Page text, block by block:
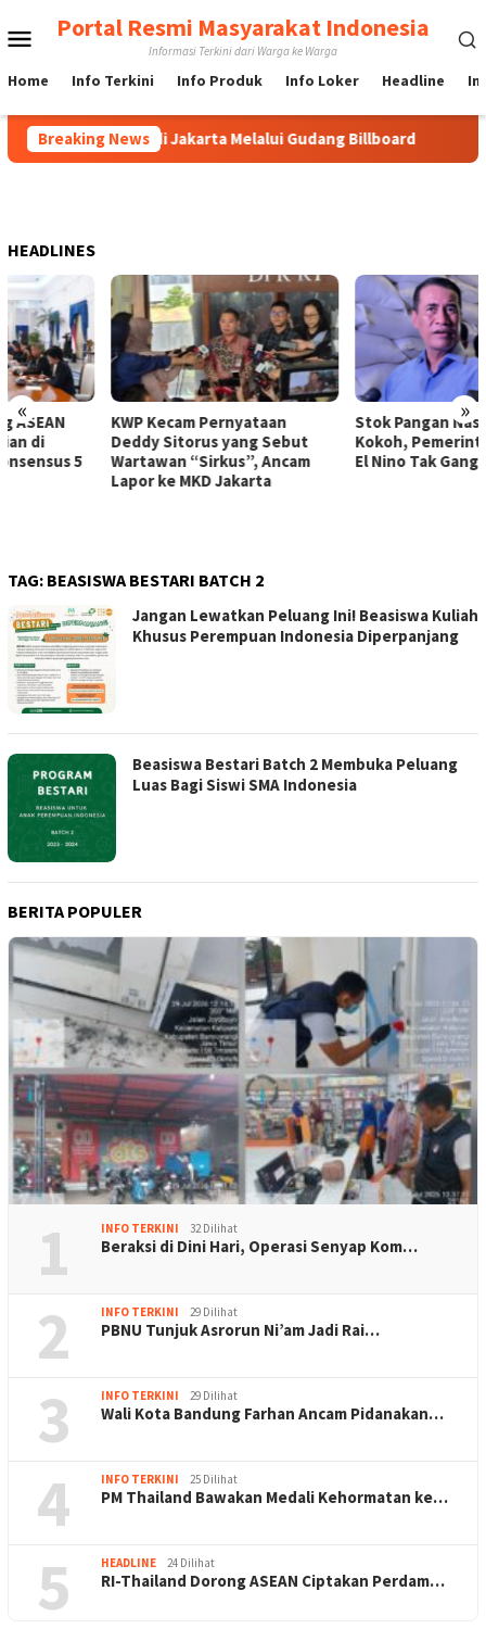
ke
Menu
Mobile
Portal Resmi Masyarakat Indonesia
Informasi Terkini dari Warga ke Warga
Home Info Terkini Info Produk Info Loker Headline
Breaking News
Billboard di Jakarta Melalui Gudang Billboard
HEADLINES
« »
KWP Kecam Pernyataan
Deddy Sitorus yang Sebut
Wartawan “Sirkus”, Ancam
Lapor ke MKD Jakarta
Stok Pangan Nasional Kian
Kokoh, Pemerintah Optimistis
El Nino Tak Ganggu Pasokan
TAG: BEASISWA BESTARI BATCH 2
Jangan Lewatkan Peluang Ini! Beasiswa Kuliah
Khusus Perempuan Indonesia Diperpanjang
Beasiswa Bestari Batch 2 Membuka Peluang
Luas Bagi Siswi SMA Indonesia
BERITA POPULER
1 INFO TERKINI 32 Dilihat
Beraksi di Dini Hari, Operasi Senyap Kom…
2 INFO TERKINI 29 Dilihat
PBNU Tunjuk Asrorun Ni’am Jadi Rai…
3 INFO TERKINI 29 Dilihat
Wali Kota Bandung Farhan Ancam Pidanakan…
4 INFO TERKINI 25 Dilihat
PM Thailand Bawakan Medali Kehormatan ke…
5 HEADLINE 24 Dilihat
RI-Thailand Dorong ASEAN Ciptakan Perdam…